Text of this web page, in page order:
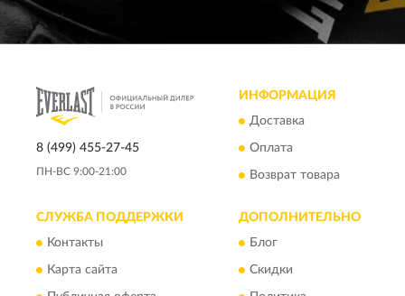
8 (499) 455-27-45
ПН-ВС 9:00-21:00
ИНФОРМАЦИЯ
Доставка
Оплата
Возврат товара
СЛУЖБА ПОДДЕРЖКИ
Контакты
Карта сайта
ДОПОЛНИТЕЛЬНО
Блог
Скидки